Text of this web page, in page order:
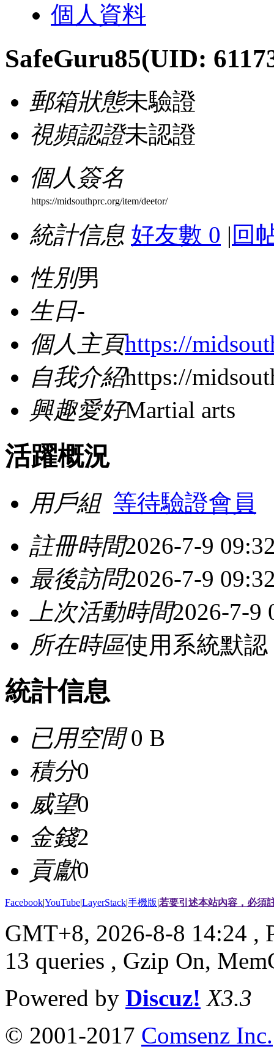
個人資料
SafeGuru85(UID:
郵箱狀態未驗證
視頻認證未認證
個人簽名
https://midsouthprc.org/item/deetor/
統計信息 好友數 0 | 回
性別男
生日-
個人主頁https://
自我介紹https://
興趣愛好Martial arts
活躍概況
用戶組 等待驗證會員
註冊時間2026-7-9
最後訪問2026-7-9
上次活動時間2026-7-9
所在時區使用系統默認
統計信息
已用空間0 B
積分0
威望0
金錢2
貢獻0
Facebook|YouTube|LayerStack|手機版|若要引述本站內容，必須
GMT+8, 2026-8-8 14:24 ,
13 queries , Gzip On,
Powered by Discuz! X3.3
© 2001-2017 Comsenz Inc.